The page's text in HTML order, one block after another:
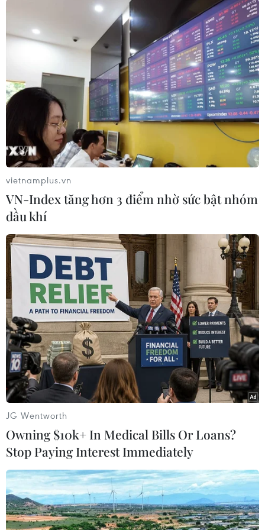
TIN LIÊN QUAN
Hàn Quốc họp an ninh khẩn cấp sau vụ
phóng tên lửa Triều Tiên
28/09/2021 02:26
Theo Phủ Tổng thống Hàn Quốc, các thành viên của
NSC đã bày tỏ lấy làm tiếc về vụ phóng diễn ra vào
thời điểm sự ổn định tình hình an ninh trên Bán đảo Triều
Tiên rất quan trọng.
vietnamplus.vn
VN-Index tăng hơn 3 điểm nhờ sức bật nhóm
dầu khí
JG Wentworth
Owning $10k+ In Medical Bills Or Loans?
Stop Paying Interest Immediately